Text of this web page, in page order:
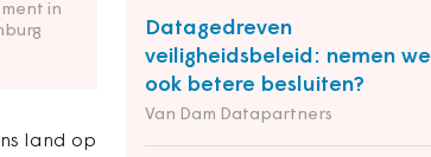
in
land op
Datagedreven
veiligheidsbeleid: nemen we
ook betere besluiten?
Van Dam Datapartners